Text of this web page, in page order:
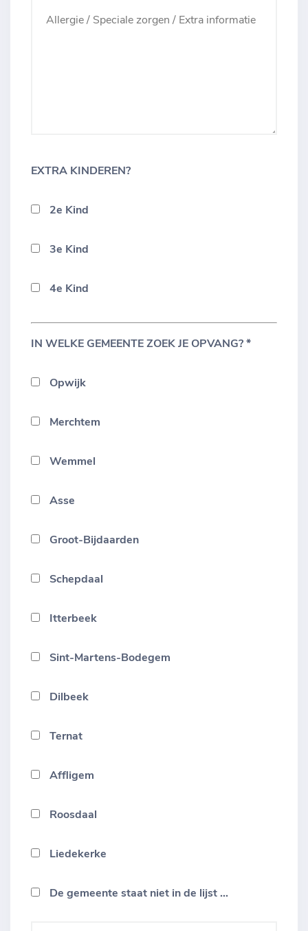
EXTRA KINDEREN?
2e Kind
3e Kind
4e Kind
IN WELKE GEMEENTE ZOEK JE OPVANG? *
Opwijk
Merchtem
Wemmel
Asse
Groot-Bijdaarden
Schepdaal
Itterbeek
Sint-Martens-Bodegem
Dilbeek
Ternat
Affligem
Roosdaal
Liedekerke
De gemeente staat niet in de lijst ...